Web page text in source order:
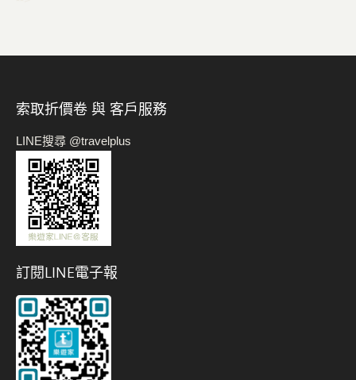
索取折價卷 與 客戶服務
LINE搜尋 @travelplus
訂閱LINE電子報